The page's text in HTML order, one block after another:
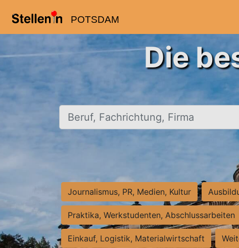
POTSDAM
Die
Beruf, Fachrichtung, Firma
Journalismus, PR, Medien, Kultur
Praktika, Werkstudenten, Abschlussarbeiten
Einkauf, Logistik, Materialwirtschaft